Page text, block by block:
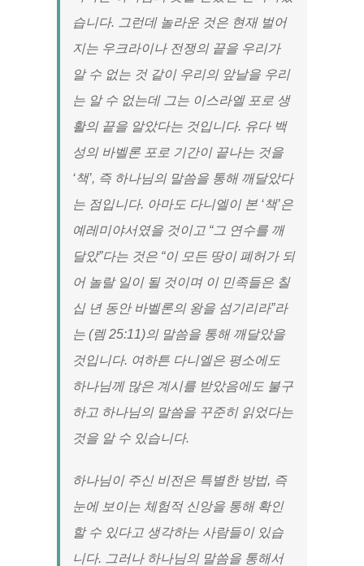
습니다. 그런데 놀라운 것은 현재 벌어
지는 우크라이나 전쟁의 끝을 우리가
알 수 없는 것 같이 우리의 앞날을 우리
는 알 수 없는데 그는 이스라엘 포로 생
활의 끝을 알았다는 것입니다. 유다 백
성의 바벨론 포로 기간이 끝나는 것을
‘책’, 즉 하나님의 말씀을 통해 깨달았다
는 점입니다. 아마도 다니엘이 본 ‘책’은
예레미야서였을 것이고 “그 연수를 깨
달았”다는 것은 “이 모든 땅이 폐허가 되
어 놀랄 일이 될 것이며 이 민족들은 칠
십 년 동안 바벨론의 왕을 섬기리라”라
는 (렘 25:11)의 말씀을 통해 깨달았을
것입니다. 여하튼 다니엘은 평소에도
하나님께 많은 계시를 받았음에도 불구
하고 하나님의 말씀을 꾸준히 읽었다는
것을 알 수 있습니다.
하나님이 주신 비전은 특별한 방법, 즉
눈에 보이는 체험적 신앙을 통해 확인
할 수 있다고 생각하는 사람들이 있습
니다. 그러나 하나님의 말씀을 통해서